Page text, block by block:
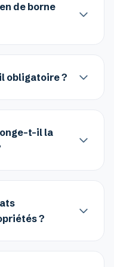
de borne
obligatoire ?
t-il la
?